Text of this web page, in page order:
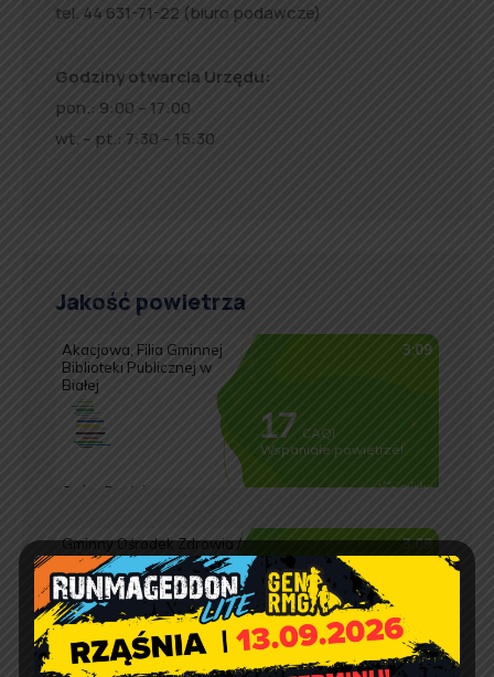
tel. 44 631-71-22 (biuro podawcze)
Godziny otwarcia Urzędu:
pon.: 9:00 – 17:00
wt. – pt.: 7:30 – 15:30
Jakość powietrza